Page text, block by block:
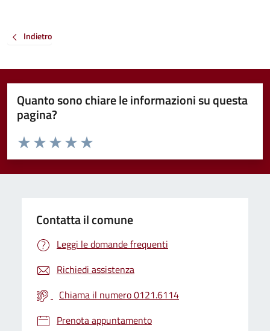
Indietro
Quanto sono chiare le informazioni su questa
pagina?
Valuta da 1 a 5 stelle la pagina
Valuta 5 stelle su 5
Valuta 4 stelle su 5
Valuta 3 stelle su 5
Valuta 2 stelle su 5
Valuta 1 stelle su 5
Contatta il comune
Leggi le domande frequenti
Richiedi assistenza
Chiama il numero 0121.6114
Prenota appuntamento